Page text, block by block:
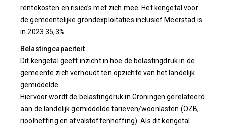
rentekosten en risico’s met zich mee. Het kengetal voor
de gemeentelijke grondexploitaties inclusief Meerstad is
in 2023 35,3%.
Belastingcapaciteit
Dit kengetal geeft inzicht in hoe de belastingdruk in de
gemeente zich verhoudt ten opzichte van het landelijk
gemiddelde.
Hiervoor wordt de belastingdruk in Groningen gerelateerd
aan de landelijk gemiddelde tarieven/woonlasten (OZB,
rioolheffing en afvalstoffenheffing). Als dit kengetal